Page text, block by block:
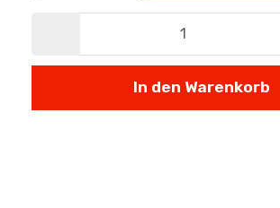
In den Warenkorb